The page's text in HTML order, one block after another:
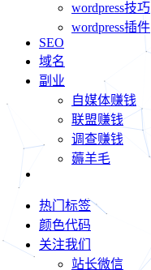
wordpress技巧
wordpress插件
SEO
域名
副业
自媒体赚钱
联盟赚钱
调查赚钱
薅羊毛
热门标签
颜色代码
关注我们
站长微信